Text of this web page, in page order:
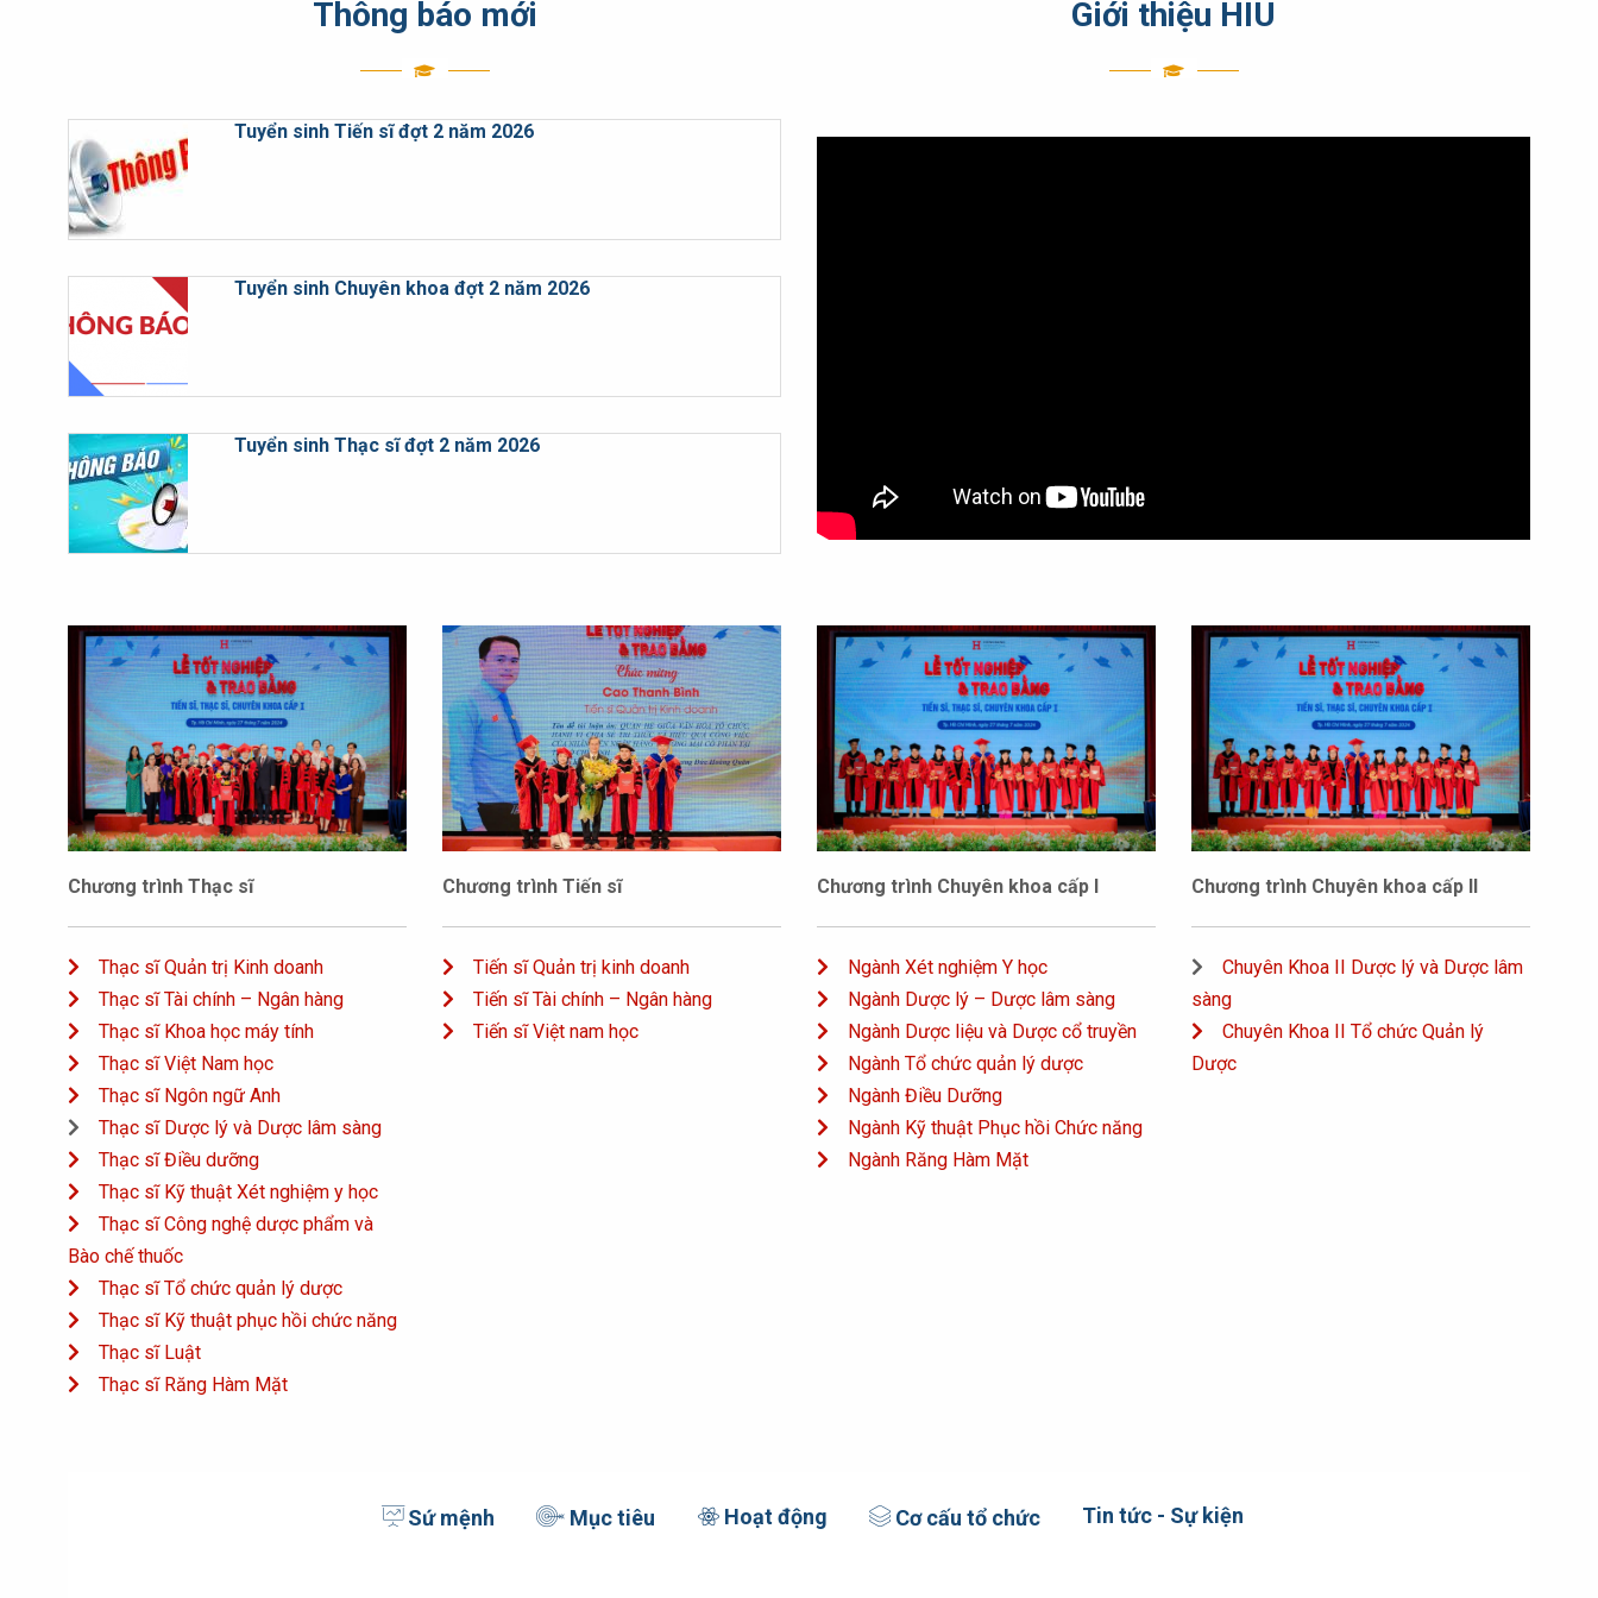
Thông báo mới
Tuyển sinh Tiến sĩ đợt 2 năm 2026
Tuyển sinh Chuyên khoa đợt 2 năm 2026
Tuyển sinh Thạc sĩ đợt 2 năm 2026
Giới thiệu HIU
Chương trình Thạc sĩ
Thạc sĩ Quản trị Kinh doanh
Thạc sĩ Tài chính – Ngân hàng
Thạc sĩ Khoa học máy tính
Thạc sĩ Việt Nam học
Thạc sĩ Ngôn ngữ Anh
Thạc sĩ Dược lý và Dược lâm sàng
Thạc sĩ Điều dưỡng
Thạc sĩ Kỹ thuật Xét nghiệm y học
Thạc sĩ Công nghệ dược phẩm và
Bào chế thuốc
Thạc sĩ Tổ chức quản lý dược
Thạc sĩ Kỹ thuật phục hồi chức năng
Thạc sĩ Luật
Thạc sĩ Răng Hàm Mặt
Chương trình Tiến sĩ
Tiến sĩ Quản trị kinh doanh
Tiến sĩ Tài chính – Ngân hàng
Tiến sĩ Việt nam học
Chương trình Chuyên khoa cấp I
Ngành Xét nghiệm Y học
Ngành Dược lý – Dược lâm sàng
Ngành Dược liệu và Dược cổ truyền
Ngành Tổ chức quản lý dược
Ngành Điều Dưỡng
Ngành Kỹ thuật Phục hồi Chức năng
Ngành Răng Hàm Mặt
Chương trình Chuyên khoa cấp II
Chuyên Khoa II Dược lý và Dược lâm
sàng
Chuyên Khoa II Tổ chức Quản lý
Dược
Sứ mệnh Mục tiêu Hoạt động Cơ cấu tổ chức Tin tức - Sự kiện